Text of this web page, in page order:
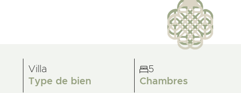
Villa
Type de bien
5
Chambres